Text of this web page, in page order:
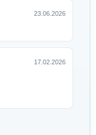
23.06.2026
17.02.2026